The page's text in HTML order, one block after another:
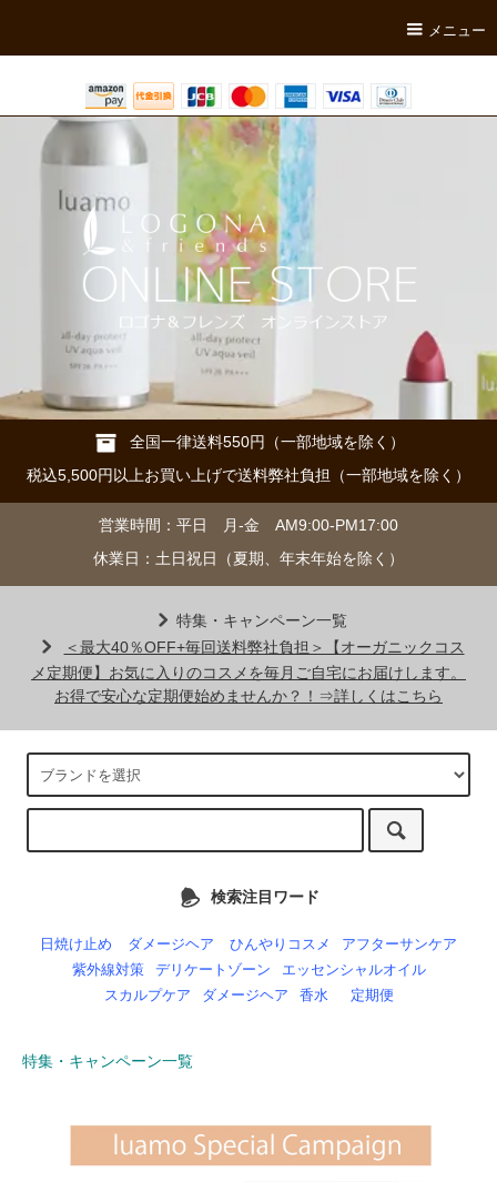
メニュー
全国一律送料550円（一部地域を除く）
税込5,500円以上お買い上げで送料弊社負担（一部地域を除く）
営業時間：平日 月-金 AM9:00-PM17:00
休業日：土日祝日（夏期、年末年始を除く）
特集・キャンペーン一覧
＜最大40％OFF+毎回送料弊社負担＞【オーガニックコス
メ定期便】お気に入りのコスメを毎月ご自宅にお届けします。
お得で安心な定期便始めませんか？！⇒詳しくはこちら
検索注目ワード
日焼け止め ダメージヘア ひんやりコスメ
アフターサンケア
紫外線対策
デリケートゾーン
エッセンシャルオイル
スカルプケア
ダメージヘア 香水 定期便
特集・キャンペーン一覧